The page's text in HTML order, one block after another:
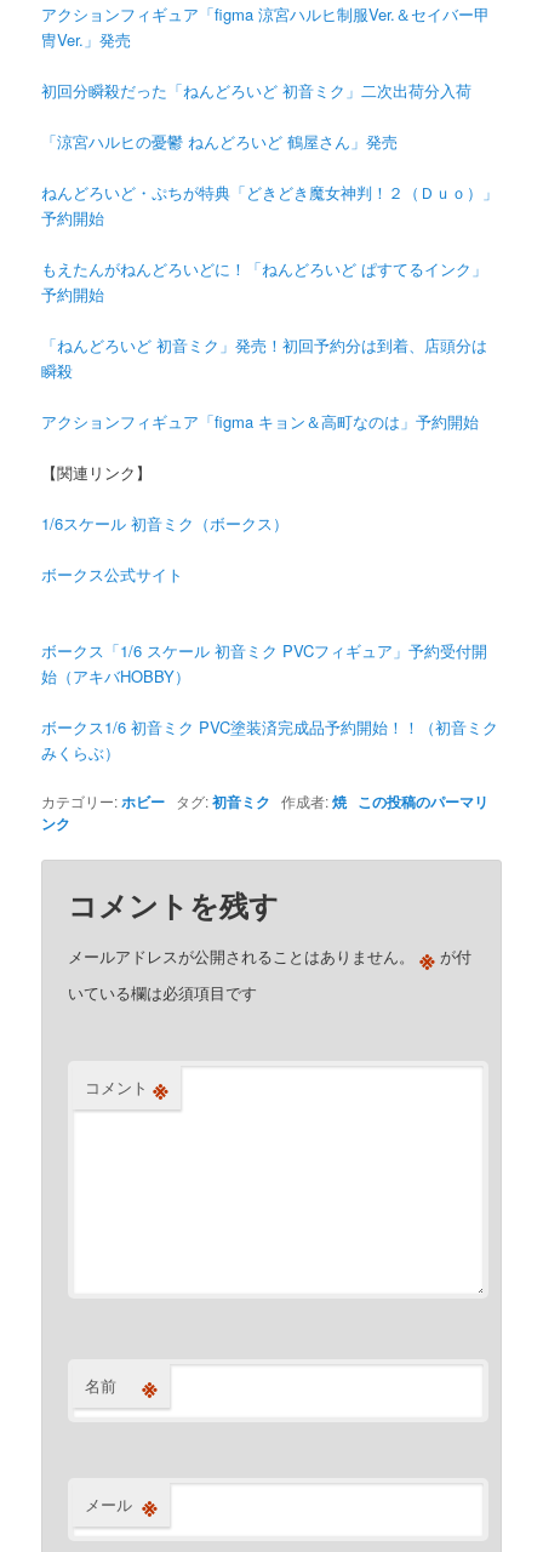
アクションフィギュア「figma 涼宮ハルヒ制服Ver.＆セイバー甲
冑Ver.」発売
初回分瞬殺だった「ねんどろいど 初音ミク」二次出荷分入荷
「涼宮ハルヒの憂鬱 ねんどろいど 鶴屋さん」発売
ねんどろいど・ぷちが特典「どきどき魔女神判！２（Ｄｕｏ）」
予約開始
もえたんがねんどろいどに！「ねんどろいど ぱすてるインク」
予約開始
「ねんどろいど 初音ミク」発売！初回予約分は到着、店頭分は
瞬殺
アクションフィギュア「figma キョン＆高町なのは」予約開始
【関連リンク】
1/6スケール 初音ミク（ボークス）
ボークス公式サイト
ボークス「1/6 スケール 初音ミク PVCフィギュア」予約受付開
始（アキバHOBBY）
ボークス1/6 初音ミク PVC塗装済完成品予約開始！！（初音ミク
みくらぶ）
カテゴリー:ホビー タグ:初音ミク 作成者:焼 この投稿のパーマリ
ンク
コメントを残す
メールアドレスが公開されることはありません。 ※ が付
いている欄は必須項目です
コメント ※
名前 ※
メール ※